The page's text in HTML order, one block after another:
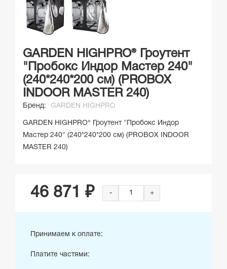
GARDEN HIGHPRO® Гроутент
"Пробокс Индор Мастер 240"
(240*240*200 см) (PROBOX
INDOOR MASTER 240)
Бренд: GARDEN HIGHPRO
GARDEN HIGHPRO® Гроутент "Пробокс Индор
Мастер 240" (240*240*200 см) (PROBOX INDOOR
MASTER 240)
46 871 ₽ - +
Принимаем к оплате:
Платите частями: